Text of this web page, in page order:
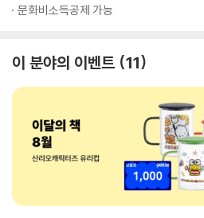
문화비소득공제 가능
이 분야의 이벤트 11